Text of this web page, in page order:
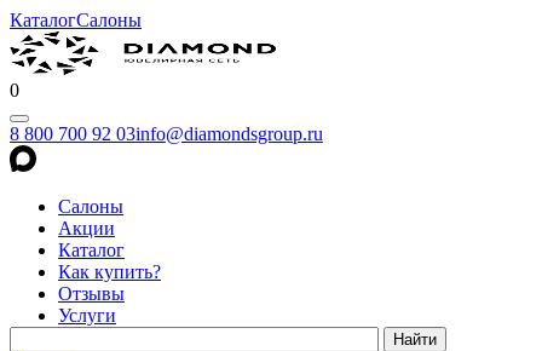
КаталогСалоны
0
8 800 700 92 03info@diamondsgroup.ru
Салоны
Акции
Каталог
Как купить?
Отзывы
Услуги